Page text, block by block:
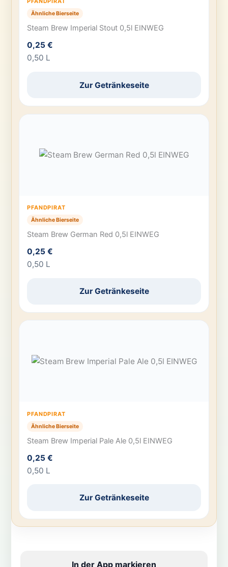
Ähnliche Bierseite
Steam Brew Imperial Stout 0,5l EINWEG
0,25 €
0,50 L
Zur Getränkeseite
PFANDPIRAT
Ähnliche Bierseite
Steam Brew German Red 0,5l EINWEG
0,25 €
0,50 L
Zur Getränkeseite
PFANDPIRAT
Ähnliche Bierseite
Steam Brew Imperial Pale Ale 0,5l EINWEG
0,25 €
0,50 L
Zur Getränkeseite
In der App markieren